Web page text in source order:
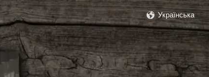
Українська